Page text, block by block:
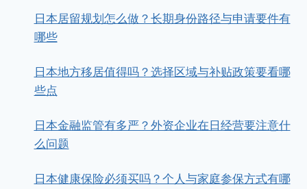
日本居留规划怎么做？长期身份路径与申请要件有
哪些
日本地方移居值得吗？选择区域与补贴政策要看哪
些点
日本金融监管有多严？外资企业在日经营要注意什
么问题
日本健康保险必须买吗？个人与家庭参保方式有哪